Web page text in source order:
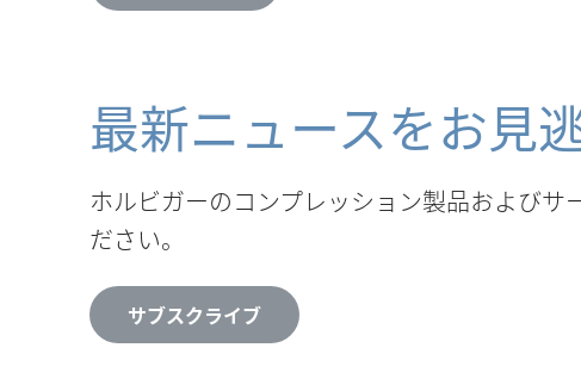
最新ニュースをお見
ホルビガーのコンプレッション製品および
ださい。
サブスクライブ